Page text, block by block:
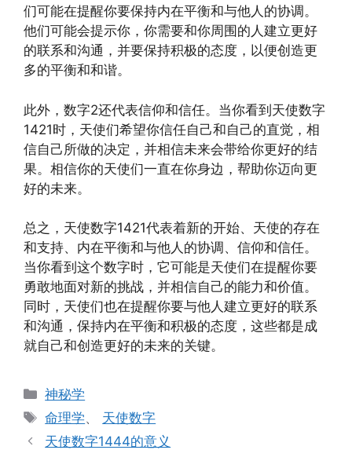
们可能在提醒你要保持内在平衡和与他人的协调。
他们可能会提示你，你需要和你周围的人建立更好
的联系和沟通，并要保持积极的态度，以便创造更
多的平衡和和谐。
此外，数字2还代表信仰和信任。当你看到天使数字
1421时，天使们希望你信任自己和自己的直觉，相
信自己所做的决定，并相信未来会带给你更好的结
果。相信你的天使们一直在你身边，帮助你迈向更
好的未来。
总之，天使数字1421代表着新的开始、天使的存在
和支持、内在平衡和与他人的协调、信仰和信任。
当你看到这个数字时，它可能是天使们在提醒你要
勇敢地面对新的挑战，并相信自己的能力和价值。
同时，天使们也在提醒你要与他人建立更好的联系
和沟通，保持内在平衡和积极的态度，这些都是成
就自己和创造更好的未来的关键。
分
类
神秘学
标
签
命理学、 天使数字
天使数字1444的意义